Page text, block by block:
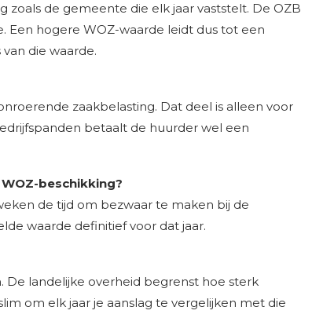
zoals de gemeente die elk jaar vaststelt. De OZB
Een hogere WOZ-waarde leidt dus tot een
die waarde.
zaakbelasting. Dat deel is alleen voor
betaalt de huurder wel een
beschikking?
de tijd om bezwaar te maken bij de
waarde definitief voor dat jaar.
De landelijke overheid begrenst hoe sterk
om elk jaar je aanslag te vergelijken met die